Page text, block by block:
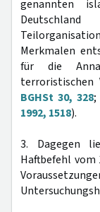
genannten
Merkmalen
für die
terroristischen
BGHSt 30, 328;
1992, 1518).
3. Dagegen
Haftbefehl vom